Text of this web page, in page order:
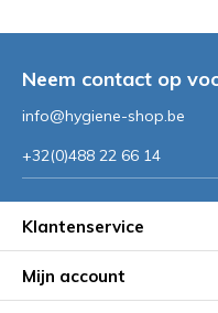
Neem contact op
info@hygiene-shop.be
+32(0)488 22 66 14
Klantenservice
Mijn account